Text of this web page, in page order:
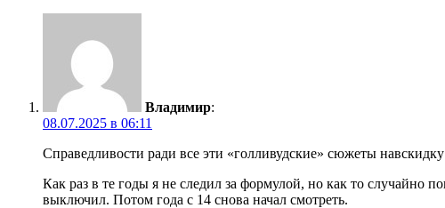
Владимир:
08.07.2025 в 06:11
Справедливости ради все эти «голливудские» сюжеты
Как раз в те годы я не следил за формулой, но как то
выключил. Потом года с 14 снова начал смотреть.